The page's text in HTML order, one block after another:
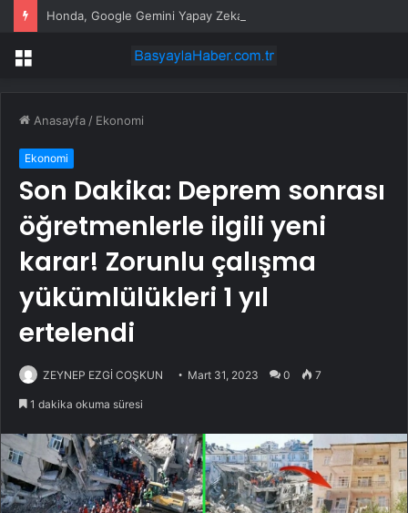
Menü
Anasayfa / Ekonomi
Ekonomi
Son Dakika: Deprem sonrası
öğretmenlerle ilgili yeni
karar! Zorunlu çalışma
yükümlülükleri 1 yıl
ertelendi
ZEYNEP EZGİ COŞKUN Mart 31, 2023 0 7
1 dakika okuma süresi